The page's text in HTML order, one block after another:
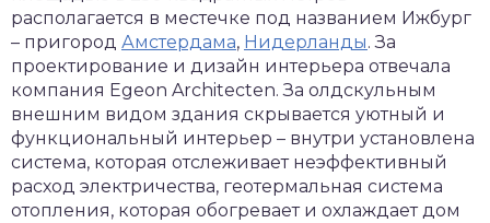
располагается в местечке под названием Ижбург
– пригород Амстердама, Нидерланды. За
проектирование и дизайн интерьера отвечала
компания Egeon Architecten. За олдскульным
внешним видом здания скрывается уютный и
функциональный интерьер – внутри установлена
система, которая отслеживает неэффективный
расход электричества, геотермальная система
отопления, которая обогревает и охлаждает дом